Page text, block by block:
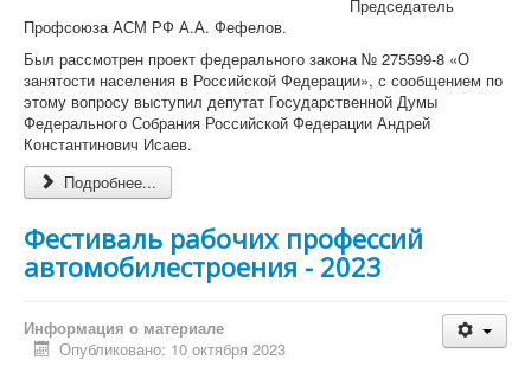
Голос Профсоюза
Вестник Профсоюза ППО ОАО «УАЗ»
Вести Профсоюза ППО АО «АВТОВАЗ»
Вестник Профсоюза "ДААЗ"
Газета "АВТОТОР"
Видеовыпуски новостей
Голос Профсоюза ЧООП
Конкурсы
Отраслевой конкурс
Председатель
Профсоюза АСМ РФ А.А. Фефелов.
Был рассмотрен проект федерального закона № 275599-8 «О
занятости населения в Российской Федерации», с сообщением по
этому вопросу выступил депутат Государственной Думы
Федерального Собрания Российской Федерации Андрей
Константинович Исаев.
Подробнее...
Фестиваль рабочих профессий
автомобилестроения - 2023
Информация о материале
Опубликовано: 10 октября 2023